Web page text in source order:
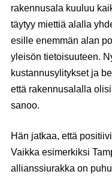
rakennusala kuuluu
täytyy miettiä alalla
esille enemmän alan
yleisön tietoisuuteen.
kustannusylitykset ja
että rakennusalalla
sanoo.
Hän jatkaa, että
Vaikka esimerkiksi
allianssiurakka on